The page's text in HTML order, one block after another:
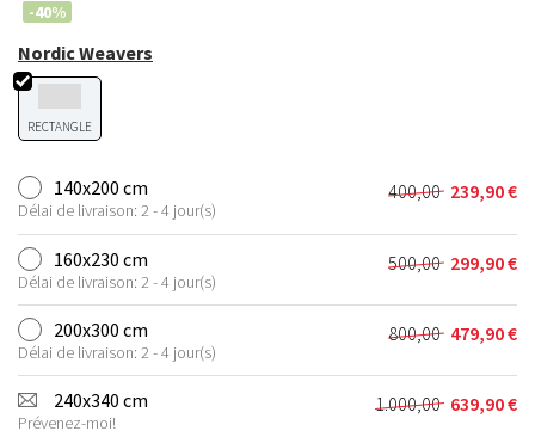
-40%
Nordic Weavers
RECTANGLE
140x200 cm
Délai de livraison: 2 - 4 jour(s)
400,00
Le
prix
initial
était :
400,00 €.
239,90€
Le
prix
actuel
est :
239,90 €.
160x230 cm
Délai de livraison: 2 - 4 jour(s)
500,00
Le
prix
initial
était :
500,00 €.
299,90€
Le
prix
actuel
est :
299,90 €.
200x300 cm
Délai de livraison: 2 - 4 jour(s)
800,00
Le
prix
initial
était :
479,90€
Le
prix
actuel
est :
240x340 cm
Prévenez-moi!
1.000,00
Le 639,90€
Le